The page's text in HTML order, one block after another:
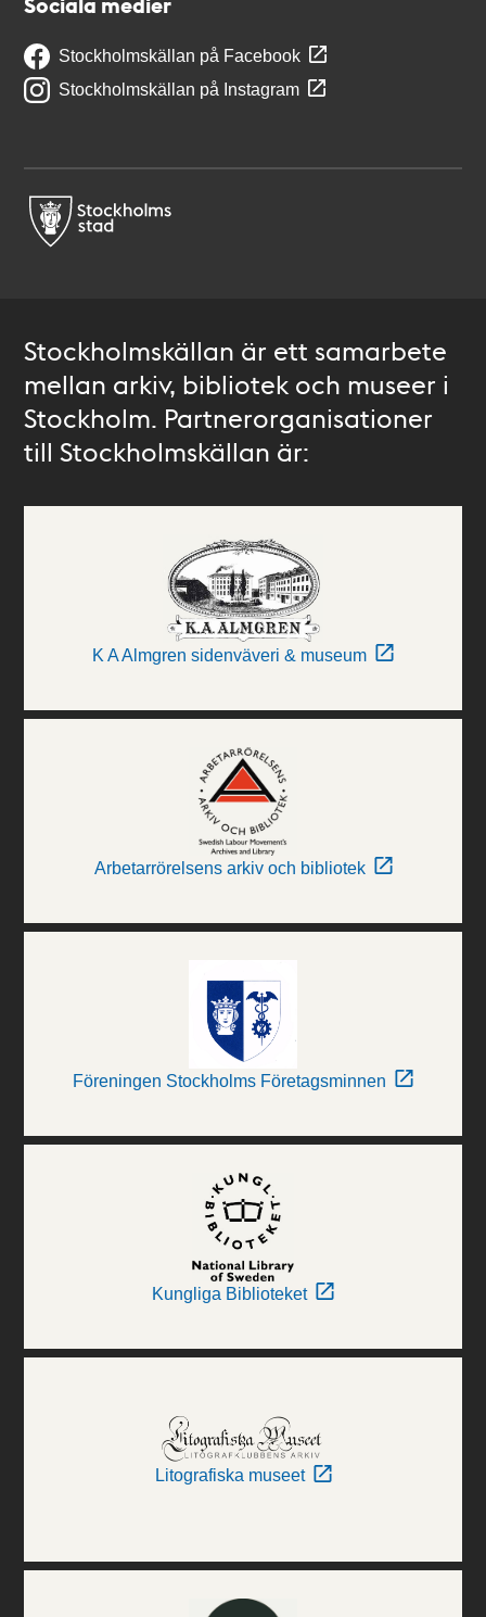
Stockholmskällan på Facebook
Stockholmskällan på Instagram
Stockholmskällan är ett samarbete
mellan arkiv, bibliotek och museer i
Stockholm. Partnerorganisationer
till Stockholmskällan är:
K A Almgren sidenväveri & museum
Arbetarrörelsens arkiv och bibliotek
Föreningen Stockholms Företagsminnen
Kungliga Biblioteket
Litografiska museet